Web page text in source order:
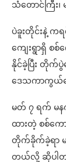
သံတောင်ကြီး၊
ပဲခူးတိုင်းနဲ့ က
ကျေးရွာရှိ စစ်
နိုင်ခဲ့ပြီး တိုက်
ဒေသကာကွယ်ရ
မတ် ၇ ရက် မန
ထားတဲ့ စစ်ကေ
တိုက်ခိုက်ခဲ့ရာ မ
တယ်လို့ ဆိုပါ